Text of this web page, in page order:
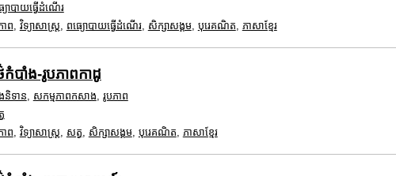
ោបាយធ្វើដំណើរ
ព វិទ្យាសាស្រ្ត ពធ្យោបាយធ្វើដំណើរ, សិក្សាសង្គម, បុរេគណិត ភាសាខ្មែរ
កំបាំង-រូបភាពកាដូ
និទាន សកម្មភាពកសាង រូបភាព
ព វិទ្យាសាស្រ្ត សត្វ សិក្សាសង្គម, បុរេគណិត ភាសាខ្មែរ